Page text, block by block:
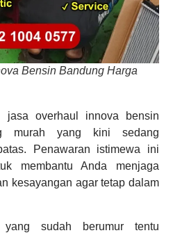
Bensin Bandung Harga
jasa overhaul innova bensin
murah yang kini sedang
Penawaran istimewa ini
membantu Anda menjaga
kesayangan agar tetap dalam
sudah berumur tentu